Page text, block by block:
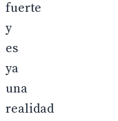
fuerte
y
es
ya
una
realidad